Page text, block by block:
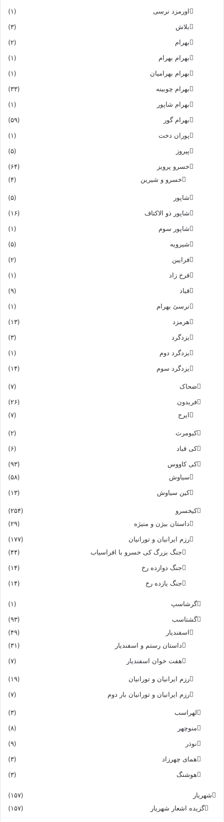
اورمزد نرسى‏
(۱)
بلاش
(۳)
بهرام
(۲)
بهرام بهرام
(۱)
بهرام بهرامیان‏
(۱)
بهرام چوبینه
(۳۳)
بهرام شاپور
(۱)
بهرام گور
(۵۹)
پوران دخت
(۱)
پیروز
(۵)
خسرو پرویز
(۶۴)
خسرو و شیرین
(۴)
شاپور
(۵)
شاپور ذو الاکتاف
(۱۶)
شاپور سوم‏
(۱)
شیرویه
(۵)
فرایین
(۲)
فرخ زاد
(۱)
قباد
(۹)
نرسئ بهرام‏
(۱)
هرمزد
(۱۳)
یزدگرد
(۳)
یزدگرد دوم
(۱)
یزدگرد سوم
(۱۴)
ضحاک
(۷)
فریدون
(۲۶)
ایرج
(۷)
کیومرث
(۲)
کی قباد
(۶)
کی کاووس
(۹۳)
سیاوش
(۵۸)
کین سیاوش
(۱۳)
کیخسرو
(۲۵۴)
داستان بیژن و منیژه
(۲۹)
رزم ایرانیان و تورانیان
(۱۷۷)
جنگ بزرگ کی خسرو با افراسیاب
(۴۴)
جنگ دوازده رخ
(۱۴)
جنگ یازده رخ
(۱۴)
گرشاسپ
(۱)
گشتاسب
(۹۳)
اسفندیار
(۴۹)
داستان رستم و اسفندیار
(۳۱)
هفت خوان اسفندیار
(۷)
رزم ایرانیان و تورانیان
(۱۹)
رزم ایرانیان و تورانیان بار دوم
(۷)
لهراسب
(۳)
منوچهر
(۸)
نوذر
(۹)
هماى چهرزاد
(۳)
هوشنگ
(۳)
شهریار
(۱۵۷)
گزیده اشعار شهریار
(۱۵۷)